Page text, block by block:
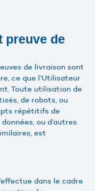
preuve de
de livraison sont
ce que l’Utilisateur
Toute utilisation de
de robots, ou
répétitifs de
ou d’autres
est
dans le cadre